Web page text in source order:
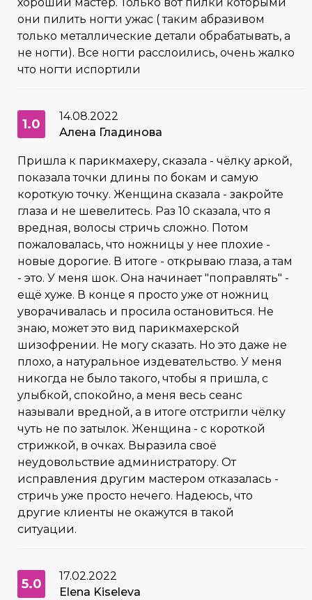
они пилить ногти ужас ( таким абразивом
только металлические детали обрабатывать, а
не ногти). Все ногти расслоились, очень жалко
что ногти испортили
1.0
14.08.2022
Алена Гладинова
Пришла к парикмахеру, сказала - чёлку аркой,
показала точки длины по бокам и самую
короткую точку. Женщина сказала - закройте
глаза и не шевелитесь. Раз 10 сказала, что я
вредная, волосы стричь сложно. Потом
пожаловалась, что ножницы у нее плохие -
новые дорогие. В итоге - открываю глаза, а там
- это. У меня шок. Она начинает "поправлять" -
ещё хуже. В конце я просто уже от ножниц
уворачивалась и просила остановиться. Не
знаю, может это вид парикмахерской
шизофрении. Не могу сказать. Но это даже не
плохо, а натуральное издевательство. У меня
никогда не было такого, чтобы я пришла, с
улыбкой, спокойно, а меня весь сеанс
называли вредной, а в итоге отстригли чёлку
чуть не по затылок. Женщина - с короткой
стрижкой, в очках. Выразила своё
неудовольствие администратору. От
исправления другим мастером отказалась -
стричь уже просто нечего. Надеюсь, что
другие клиенты не окажутся в такой
ситуации.
5.0
17.02.2022
Elena Kiseleva